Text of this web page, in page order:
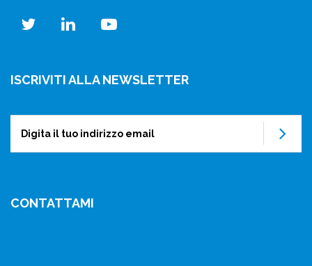
twitterlinkedinyoutube
ISCRIVITI ALLA NEWSLETTER
CONTATTAMI